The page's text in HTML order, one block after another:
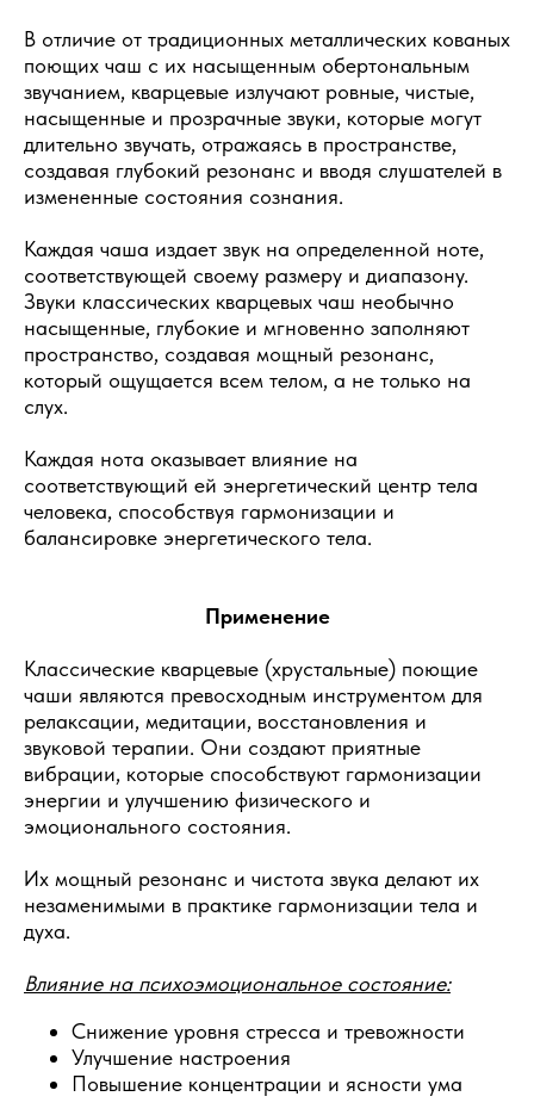
В отличие от традиционных металлических кованых
поющих чаш с их насыщенным обертональным
звучанием, кварцевые излучают ровные, чистые,
насыщенные и прозрачные звуки, которые могут
длительно звучать, отражаясь в пространстве,
создавая глубокий резонанс и вводя слушателей в
измененные состояния сознания.
Каждая чаша издает звук на определенной ноте,
соответствующей своему размеру и диапазону.
Звуки классических кварцевых чаш необычно
насыщенные, глубокие и мгновенно заполняют
пространство, создавая мощный резонанс,
который ощущается всем телом, а не только на
слух.
Каждая нота оказывает влияние на
соответствующий ей энергетический центр тела
человека, способствуя гармонизации и
балансировке энергетического тела.
Применение
Классические кварцевые (хрустальные) поющие
чаши являются превосходным инструментом для
релаксации, медитации, восстановления и
звуковой терапии. Они создают приятные
вибрации, которые способствуют гармонизации
энергии и улучшению физического и
эмоционального состояния.
Их мощный резонанс и чистота звука делают их
незаменимыми в практике гармонизации тела и
духа.
Влияние на психоэмоциональное состояние:
Снижение уровня стресса и тревожности
Улучшение настроения
Повышение концентрации и ясности ума